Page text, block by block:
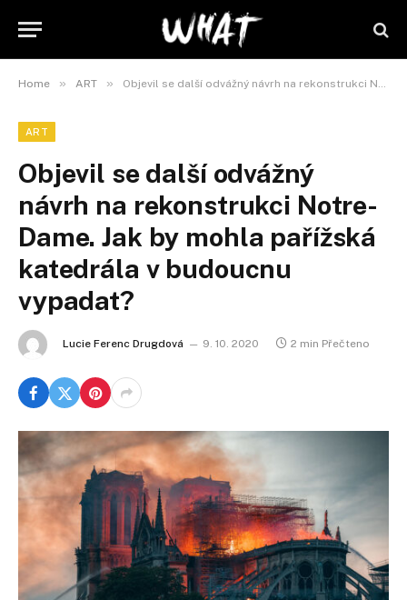
Home » ART » Objevil se další odvážný návrh na rekonstrukci Notre-Dame. Jak by mohla pařížská katedrála v budoucnu vypadat?
ART
Objevil se další odvážný
návrh na rekonstrukci Notre-
Dame. Jak by mohla pařížská
katedrála v budoucnu
vypadat?
Lucie Ferenc Drugdová 9. 10. 2020 2 min Přečteno